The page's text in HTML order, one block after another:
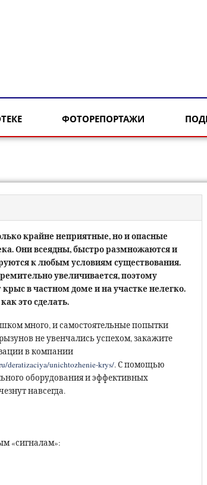
ФОТОРЕПОРТАЖИ
крайне неприятные, но и опасные
Они всеядны, быстро размножаются и
к любым условиям существования.
увеличивается, поэтому
крыс в частном доме и на участке нелегко.
это сделать.
много, и самостоятельные попытки
не увенчались успехом, закажите
в компании
deratizaciya/unichtozhenie-krys/. С помощью
оборудования и эффективных
навсегда.
«сигналам»: